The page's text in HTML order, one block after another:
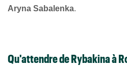
Aryna Sabalenka.
Qu'attendre de Rybakina à